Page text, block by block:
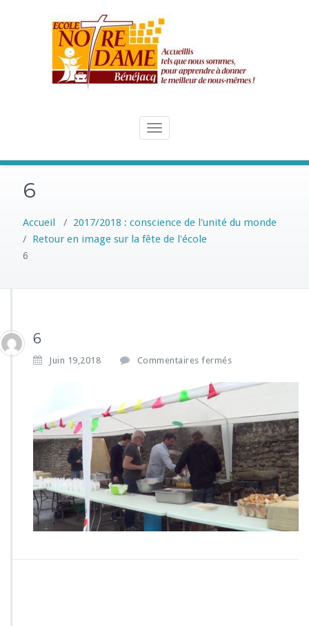
Toggle
6
Accueil / 2017/2018 : conscience de l'unité du monde
/ Retour en image sur la fête de l'école
6
6
Juin 19,2018 Commentaires fermés
r